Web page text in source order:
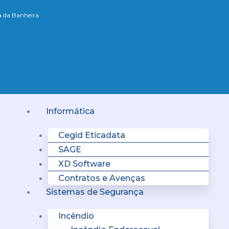
da Banheira
Informática
Cegid Eticadata
SAGE
XD Software
Contratos e Avenças
Sistemas de Segurança
Incêndio
Menu